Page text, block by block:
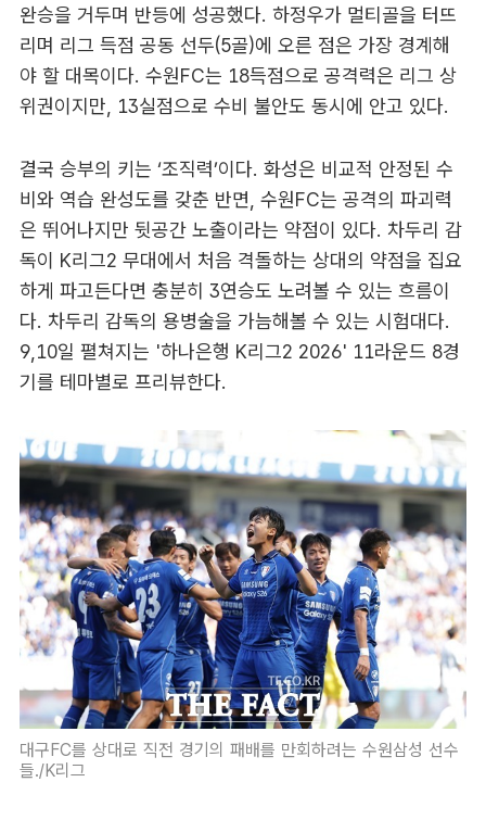
완승을 거두며 반등에 성공했다. 하정우가 멀티골을 터뜨
리며 리그 득점 공동 선두(5골)에 오른 점은 가장 경계해
야 할 대목이다. 수원FC는 18득점으로 공격력은 리그 상
위권이지만, 13실점으로 수비 불안도 동시에 안고 있다.
결국 승부의 키는 ‘조직력’이다. 화성은 비교적 안정된 수
비와 역습 완성도를 갖춘 반면, 수원FC는 공격의 파괴력
은 뛰어나지만 뒷공간 노출이라는 약점이 있다. 차두리 감
독이 K리그2 무대에서 처음 격돌하는 상대의 약점을 집요
하게 파고든다면 충분히 3연승도 노려볼 수 있는 흐름이
다. 차두리 감독의 용병술을 가늠해볼 수 있는 시험대다.
9,10일 펼쳐지는 '하나은행 K리그2 2026' 11라운드 8경
기를 테마별로 프리뷰한다.
대구FC를 상대로 직전 경기의 패배를 만회하려는 수원삼성 선수
들./K리그